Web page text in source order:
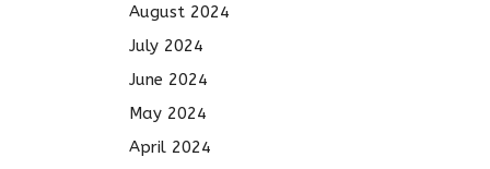
August 2024
July 2024
June 2024
May 2024
April 2024